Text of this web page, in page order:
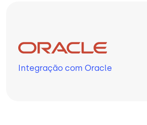
Integração com Oracle